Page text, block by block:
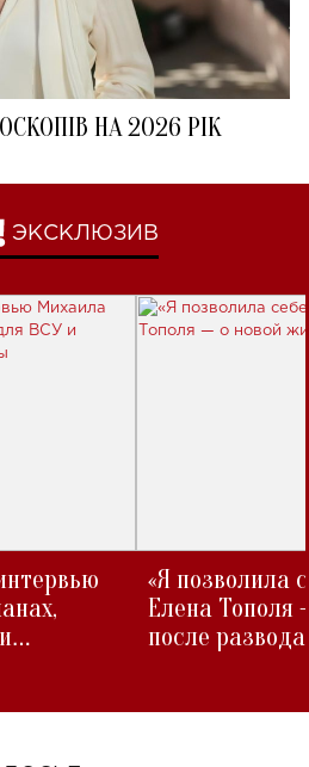
НА 2026 РІК
ЭКСКЛЮЗИВ
«Я позволила
Елена Тополя
после развода